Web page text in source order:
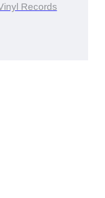
Records